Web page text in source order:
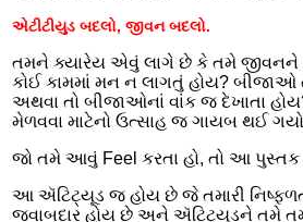
એટીટીયુડ બદલો, જીવન બદલો.
તમને ક્યારેય એવું લાગે છે કે તમે જીવનને
કોઈ કામમાં મન ન લાગતું હોય? બીજાઓ
અથવા તો બીજાઓનાં વાંક જ દેખાતા
મેળવવા માટેનો ઉત્સાહ જ ગાયબ થઈ
જો તમે આવું Feel કરતા હો, તો આ પુસ્તક
આ ઍટિટ્યૂડ જ હોય છે જે તમારી
જવાબદાર હોય છે અને ઍટિટ્યૂડને તમે